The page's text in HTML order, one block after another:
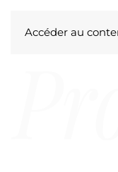
Accéder au